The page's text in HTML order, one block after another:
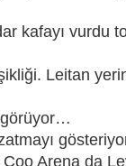
kafayı vurdu
Leitan
görüyor…
Arena da